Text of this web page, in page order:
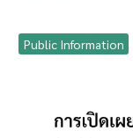
Public Information